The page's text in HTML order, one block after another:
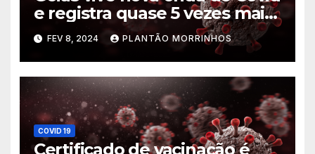
e registra quase 5 vezes mais
casos que mesmo período de
2023, diz Saúde
FEV 8, 2024 PLANTÃO MORRINHOS
COVID 19
Certificado de vacinação é